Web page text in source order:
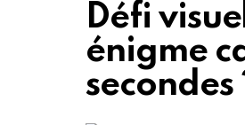
Défi
énigme
secondes